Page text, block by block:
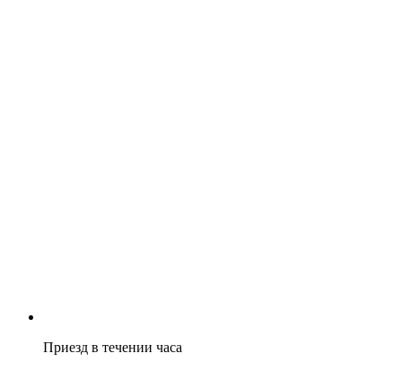
Приезд в течении часа